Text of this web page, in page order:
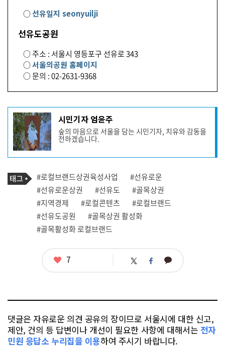
○선유일지 seonyuilji
선유도공원
○ 주소 : 서울시 영등포구 선유로 343
○서울의공원 홈페이지
○ 문의 : 02-2631-9368
기
사
작
성
자
프
필
시민기자 엄윤주
숲의 마음으로 서울을 담는 시민기자, 치유와 감동을
전하겠습니다.
기
사
관
련
태
그
태
그
#로컬브랜드상권육성사업
#선유로운
#선유로운상권
#선유도
#골목상권
#지역경제
#로컬콘텐츠
#로컬브랜드
#선유도공원
#골목상권 활성화
#골목활성화 로컬브랜드
좋
7 트 페 카
댓글은 자유로운 의견 공유의 장이므로 서울시에 대한 신고,
제안, 건의 등 답변이나 개선이 필요한 사항에 대해서는 전자
민원 응답소 누리집을 이용하여 주시기 바랍니다.